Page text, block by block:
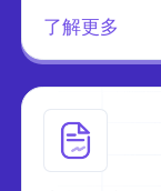
了解更多